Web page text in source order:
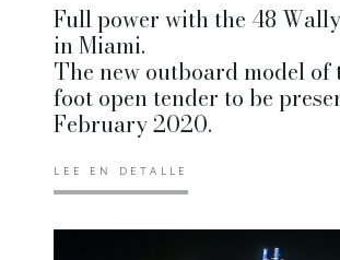
Full power with the 48
in Miami.
The new outboard model of
foot open tender to be
February 2020.
LEE EN DETALLE